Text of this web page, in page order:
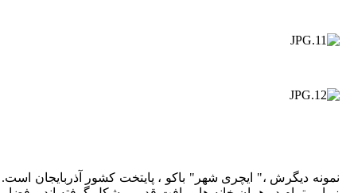
نمونه دیگرش ،" ایچری شهر" باکو ، پایتخت کشور آذربایجان